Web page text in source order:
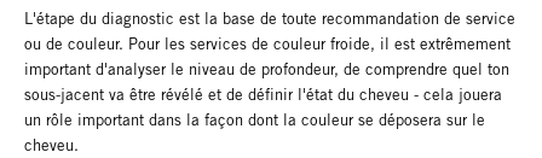
L'étape du diagnostic est la base de toute recommandation de service
ou de couleur. Pour les services de couleur froide, il est extrêmement
important d'analyser le niveau de profondeur, de comprendre quel ton
sous-jacent va être révélé et de définir l'état du cheveu - cela jouera
un rôle important dans la façon dont la couleur se déposera sur le
cheveu.